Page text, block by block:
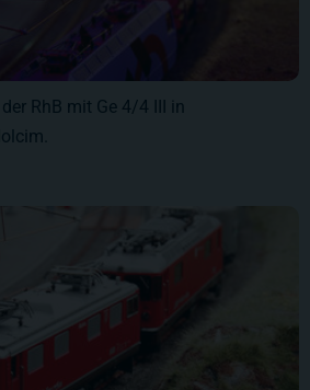
RhB mit Ge 4/4 III in